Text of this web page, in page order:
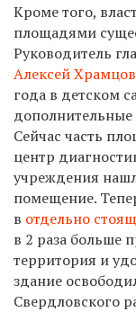
Кроме того,
площадями
Руководитель
Алексей Храмцов
года в детском
Сейчас часть
центр
учреждения
помещение.
в отдельно
в 2 раза больше
территория и
здание
Свердловского